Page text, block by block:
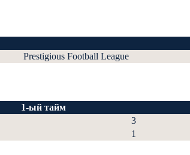
Prestigious Football League
1-ый тайм
3
1